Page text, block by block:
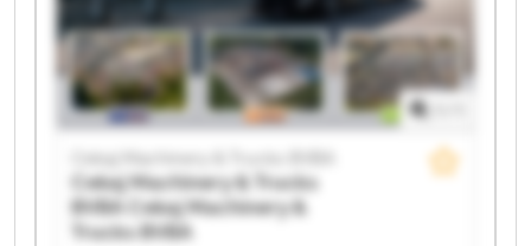
Machinery & Trucks BVBA Cekaj Machinery & Trucks
BVBA
Cekaj Machinery & Trucks BVBA
Cekaj Machinery & Trucks
BVBA
Cekaj Machinery &
Trucks BVBA